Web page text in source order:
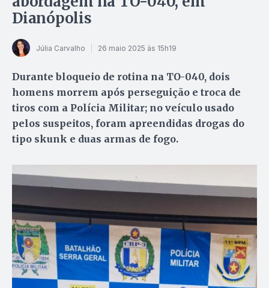
Dianópolis
Júlia Carvalho 26 maio 2025 às 15h19
Durante bloqueio de rotina na TO-040, dois
homens morrem após perseguição e troca de
tiros com a Polícia Militar; no veículo usado
pelos suspeitos, foram apreendidas drogas do
tipo skunk e duas armas de fogo.